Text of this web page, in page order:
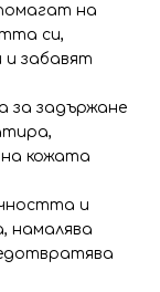
на
си,
и забавят
за задържане
кожата
и
намалява